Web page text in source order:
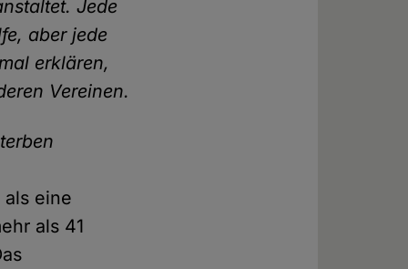
Jede
aber jede
erklären,
Vereinen.
eine
als 41